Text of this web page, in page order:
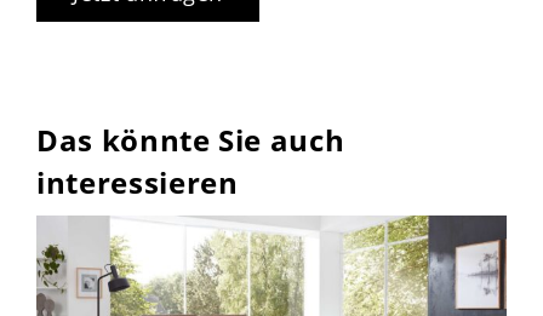
Das könnte Sie auch
interessieren